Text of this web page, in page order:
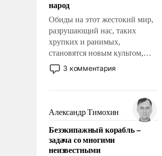
народ
Обиды на этот жестокий мир,
разрушающий нас, таких
хрупких и ранимых,
становятся новым культом,
постепенно вытесняя и
отменяя традиционное
мужественным и твердым под
ударами судьбы, брать на себя
ответственность, помогать
слабым, идти вперед и
адаптироваться.
3 комментария
Александр Тимохин
Безэкипажный корабль –
задача со многими
неизвестными